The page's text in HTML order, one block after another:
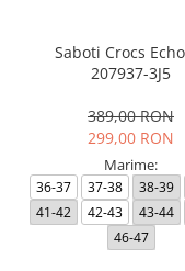
Saboti Crocs
207937-3J5
389,00 RON
299,00 RON
Marime:
36-37 37-38 38-39
41-42
42-43 43-44
46-47